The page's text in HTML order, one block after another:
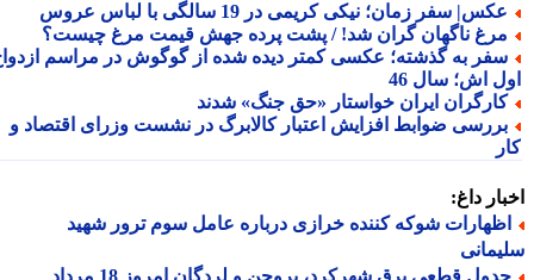
سفر زمان؛ نیکی کریمی در 19 سالگی با لباس عروس
ناگهان گران شد! / پشت پرده جهش قیمت مرغ چیست؟
به گذشته؛ عکسی کمتر دیده شده از گوگوش در مراسم ازدواج
اش؛ سال 46
ایران خواستار «حق جنگ» شدند
ضوابط افزایش اعتبار کالابرگ در نشست وزرای اقتصاد و
داغ:
شوکه کننده خرازی درباره عامل سوم ترور شهید